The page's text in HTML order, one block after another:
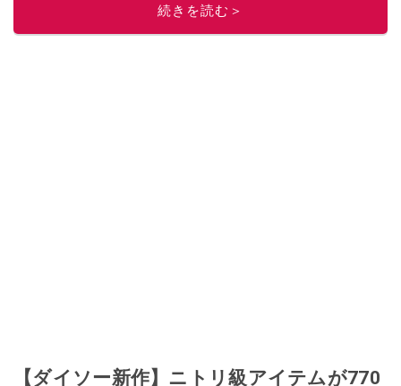
続きを読む＞
【ダイソー新作】ニトリ級アイテムが770